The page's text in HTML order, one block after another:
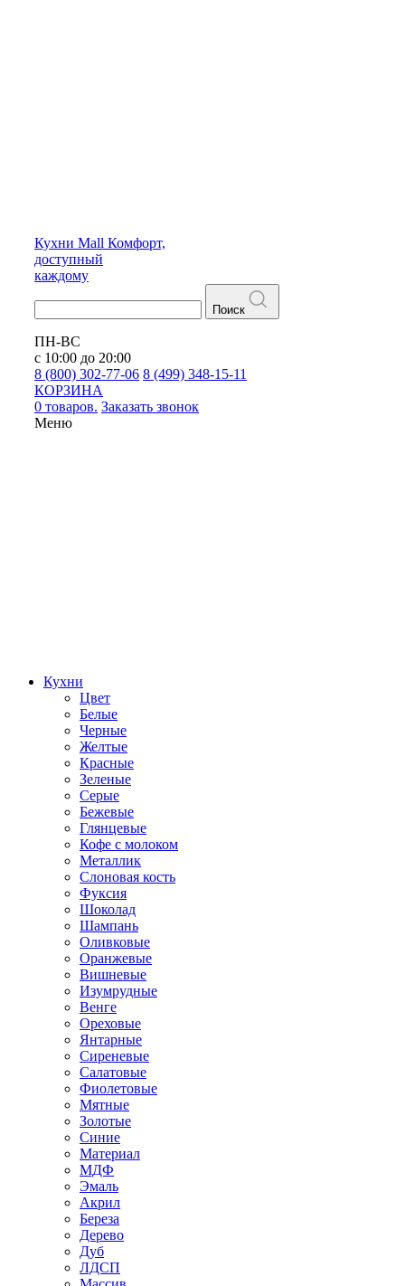
Кухни Mall Комфорт,
доступный
каждому
Поиск
ПН-ВС
с 10:00 до 20:00
8 (800) 302-77-06 8 (499) 348-15-11
КОРЗИНА
0 товаров. Заказать звонок
Меню
Кухни
Цвет
Белые
Черные
Желтые
Красные
Зеленые
Серые
Бежевые
Глянцевые
Кофе с молоком
Металлик
Слоновая кость
Фуксия
Шоколад
Шампань
Оливковые
Оранжевые
Вишневые
Изумрудные
Венге
Ореховые
Янтарные
Сиреневые
Салатовые
Фиолетовые
Мятные
Золотые
Синие
Материал
МДФ
Эмаль
Акрил
Береза
Дерево
Дуб
ЛДСП